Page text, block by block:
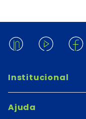
Institucional
Ajuda